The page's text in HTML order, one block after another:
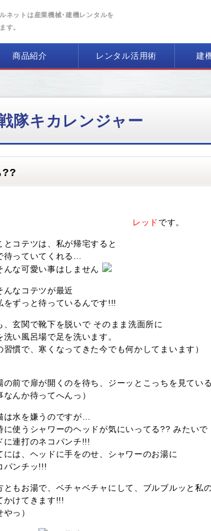
ネットは産業機械･建機レンタルを
す。
商品紹介 レンタル活用術 建
隊キカレンジャー
??
レッド です。
とコテツは、私が帰宅すると
待っていてくれる…
んな可愛い事はしません
んなコテツが最近
をずっと待っているんです!!!
、玄関で靴下を脱いで そのまま洗面所に
洗い風呂場で足を洗います。
習慣で、寒くなってきた今でも何かしてまいます）
の前で扉が開くのを待ち、ジーッとこっちを見てい
なんか待ってへんっ）
は水を嫌うのですが…
に使うシャワーのヘッドが気にいってる?? みたいで
に連打のネコパンチ!!!
には、ヘッドに手をのせ、シャワーのお湯に
パンチッ!!!
ともお湯で、ベチャベチャにして、ブルブルッと私
かけてきます!!!
やっ）